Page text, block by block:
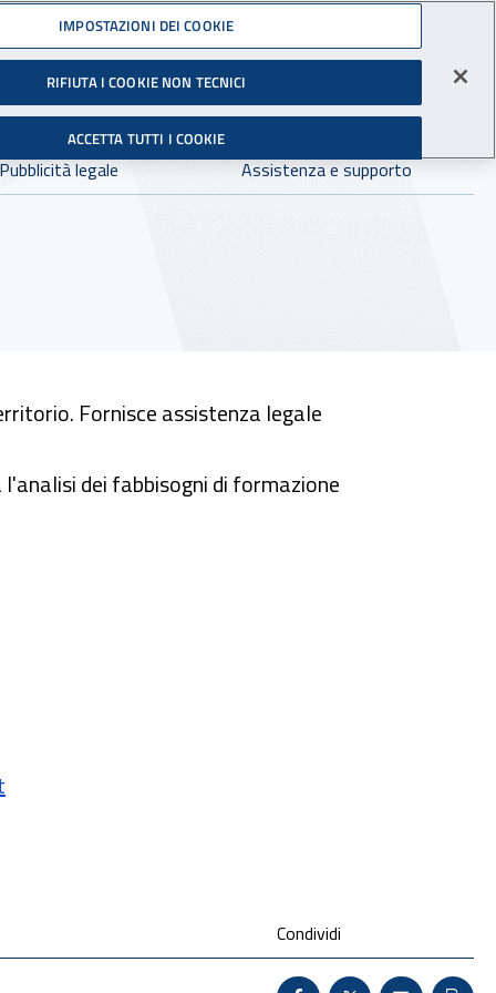
Infortuni sul Lavoro
Facebook - Sito esterno - Apertura in nuova finestra
X - Sito esterno - Apertura in nuova finestra
Instagram - Sito esterno - Apertura in
Linkedin - Sito esterno -
Youtube - Sito esterno -
Tiktok - SitoSpreaker -
Dove cercare:
in:tutto INAIL.it
Pubblicità legale Assistenza e supporto
Fornisce assistenza legale
dei fabbisogni di formazione
Condividi
IMPOSTAZIONI DEI COOKIE
RIFIUTA I COOKIE NON TECNICI
ACCETTA TUTTI I COOKIE